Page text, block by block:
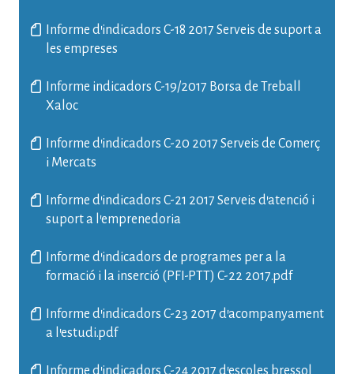
Informe d'indicadors C-18 2017 Serveis de suport a
les empreses
Informe indicadors C-19/2017 Borsa de Treball
Xaloc
Informe d'indicadors C-20 2017 Serveis de Comerç
i Mercats
Informe d'indicadors C-21 2017 Serveis d'atenció i
suport a l'emprenedoria
Informe d'indicadors de programes per a la
formació i la inserció (PFI-PTT) C-22 2017.pdf
Informe d'indicadors C-23 2017 d'acompanyament
a l'estudi.pdf
Informe d'indicadors C-24 2017 d'escoles bressol